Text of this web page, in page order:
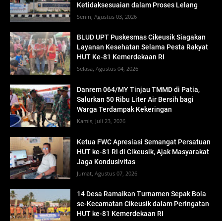
Ketidaksesuaian dalam Proses Lelang
Senin, Agustus 03, 2026
BLUD UPT Puskesmas Cikeusik Siagakan
Layanan Kesehatan Selama Pesta Rakyat
HUT Ke-81 Kemerdekaan RI
Selasa, Agustus 04, 2026
Danrem 064/MY Tinjau TMMD di Patia,
Salurkan 50 Ribu Liter Air Bersih bagi
Warga Terdampak Kekeringan
Kamis, Juli 23, 2026
Ketua FWC Apresiasi Semangat Persatuan
HUT ke-81 RI di Cikeusik, Ajak Masyarakat
Jaga Kondusivitas
Jumat, Agustus 07, 2026
14 Desa Ramaikan Turnamen Sepak Bola
se-Kecamatan Cikeusik dalam Peringatan
HUT ke-81 Kemerdekaan RI